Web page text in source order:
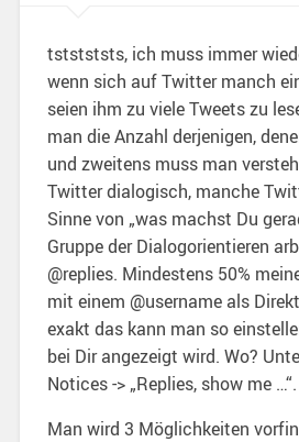
tststststs, ich muss immer
wenn sich auf Twitter manch
seien ihm zu viele Tweets zu
man die Anzahl derjenigen,
und zweitens muss man
Twitter dialogisch, manche
Sinne von „was machst Du
Gruppe der Dialogorientieren
@replies. Mindestens 50%
mit einem @username als
exakt das kann man so
bei Dir angezeigt wird. Wo?
Notices -> „Replies, show me …“.
Man wird 3 Möglichkeiten